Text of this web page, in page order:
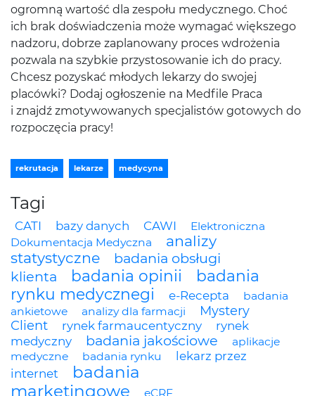
ogromną wartość dla zespołu medycznego. Choć
ich brak doświadczenia może wymagać większego
nadzoru, dobrze zaplanowany proces wdrożenia
pozwala na szybkie przystosowanie ich do pracy.
Chcesz pozyskać młodych lekarzy do swojej
placówki? Dodaj ogłoszenie na Medfile Praca
i znajdź zmotywowanych specjalistów gotowych do
rozpoczęcia pracy!
rekrutacja lekarze medycyna
Tagi
CATI bazy danych CAWI
Elektroniczna
Dokumentacja Medyczna
analizy
statystyczne
badania obsługi
klienta
badania opinii
badania
rynku medycznegi
e-Recepta
badania
ankietowe
analizy dla farmacji
Mystery
Client
rynek farmaucentyczny
rynek
medyczny
badania jakościowe
aplikacje
medyczne
badania rynku
lekarz przez
internet
badania
marketingowe
eCRF